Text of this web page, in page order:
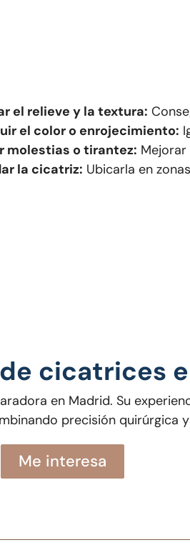
el relieve y la textura:
el color o enrojecimiento:
molestias o tirantez:
la cicatriz: Ubicarla en
cicatrices
en Madrid. Su
precisión quirúrgica
Me interesa